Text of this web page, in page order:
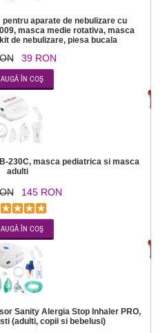
aparate de nebulizare cu
masca medie rotativa, masca
de nebulizare, piesa bucala
39 RON
230C, masca pediatrica si masca
adulti
145 RON
Sanity Alergia Stop Inhaler PRO,
(adulti, copii si bebelusi)